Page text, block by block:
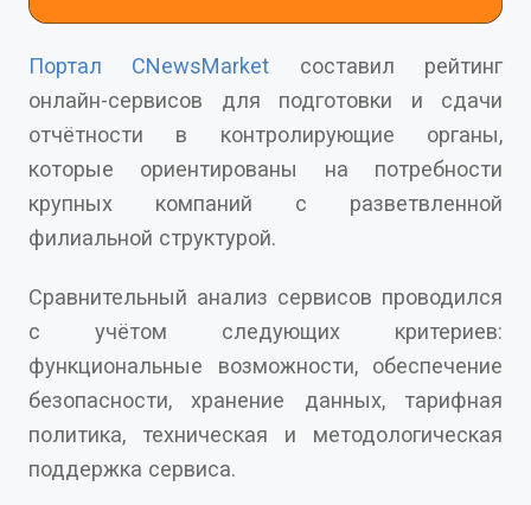
Портал CNewsMarket составил рейтинг
онлайн-сервисов для подготовки и сдачи
отчётности в контролирующие органы,
которые ориентированы на потребности
крупных компаний с разветвленной
филиальной структурой.
Сравнительный анализ сервисов проводился
с учётом следующих критериев:
функциональные возможности, обеспечение
безопасности, хранение данных, тарифная
политика, техническая и методологическая
поддержка сервиса.